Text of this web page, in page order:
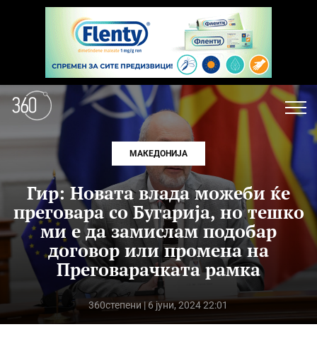
МАКЕДОНИЈА
Гир: Новата влада можеби ќе
преговара со Бугарија, но тешко
ми е да замислам подобар
договор или промена на
Преговарачката рамка
360степени | 6 јуни, 2024 22:01